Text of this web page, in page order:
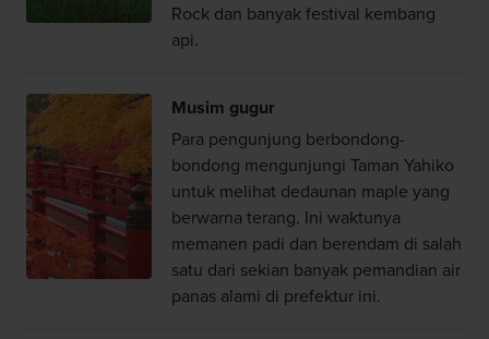
Rock dan banyak festival kembang
api.
Musim gugur
Para pengunjung berbondong-
bondong mengunjungi Taman Yahiko
untuk melihat dedaunan maple yang
berwarna terang. Ini waktunya
memanen padi dan berendam di salah
satu dari sekian banyak pemandian air
panas alami di prefektur ini.